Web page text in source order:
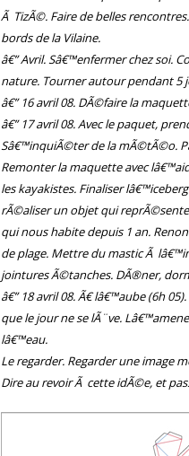
Ã TizÃ©. Faire de belles
bords de la Vilaine.
â€” Avril. Sâ€™enfermer chez soi.
nature. Tourner autour pendant 5
â€” 16 avril 08. DÃ©faire la
â€” 17 avril 08. Avec le paquet,
Sâ€™inquiÃ©ter de la mÃ©tÃ©o.
Remonter la maquette avec
les kayakistes. Finaliser
rÃ©aliser un objet qui
qui nous habite depuis 1 an.
de plage. Mettre du mastic Ã
jointures Ã©tanches. DÃ®ner,
â€” 18 avril 08. Ã€ lâ€™aube (6h
que le jour ne se lÃ¨ve.
lâ€™eau.
Le regarder. Regarder une image
Dire au revoir Ã cette idÃ©e, et